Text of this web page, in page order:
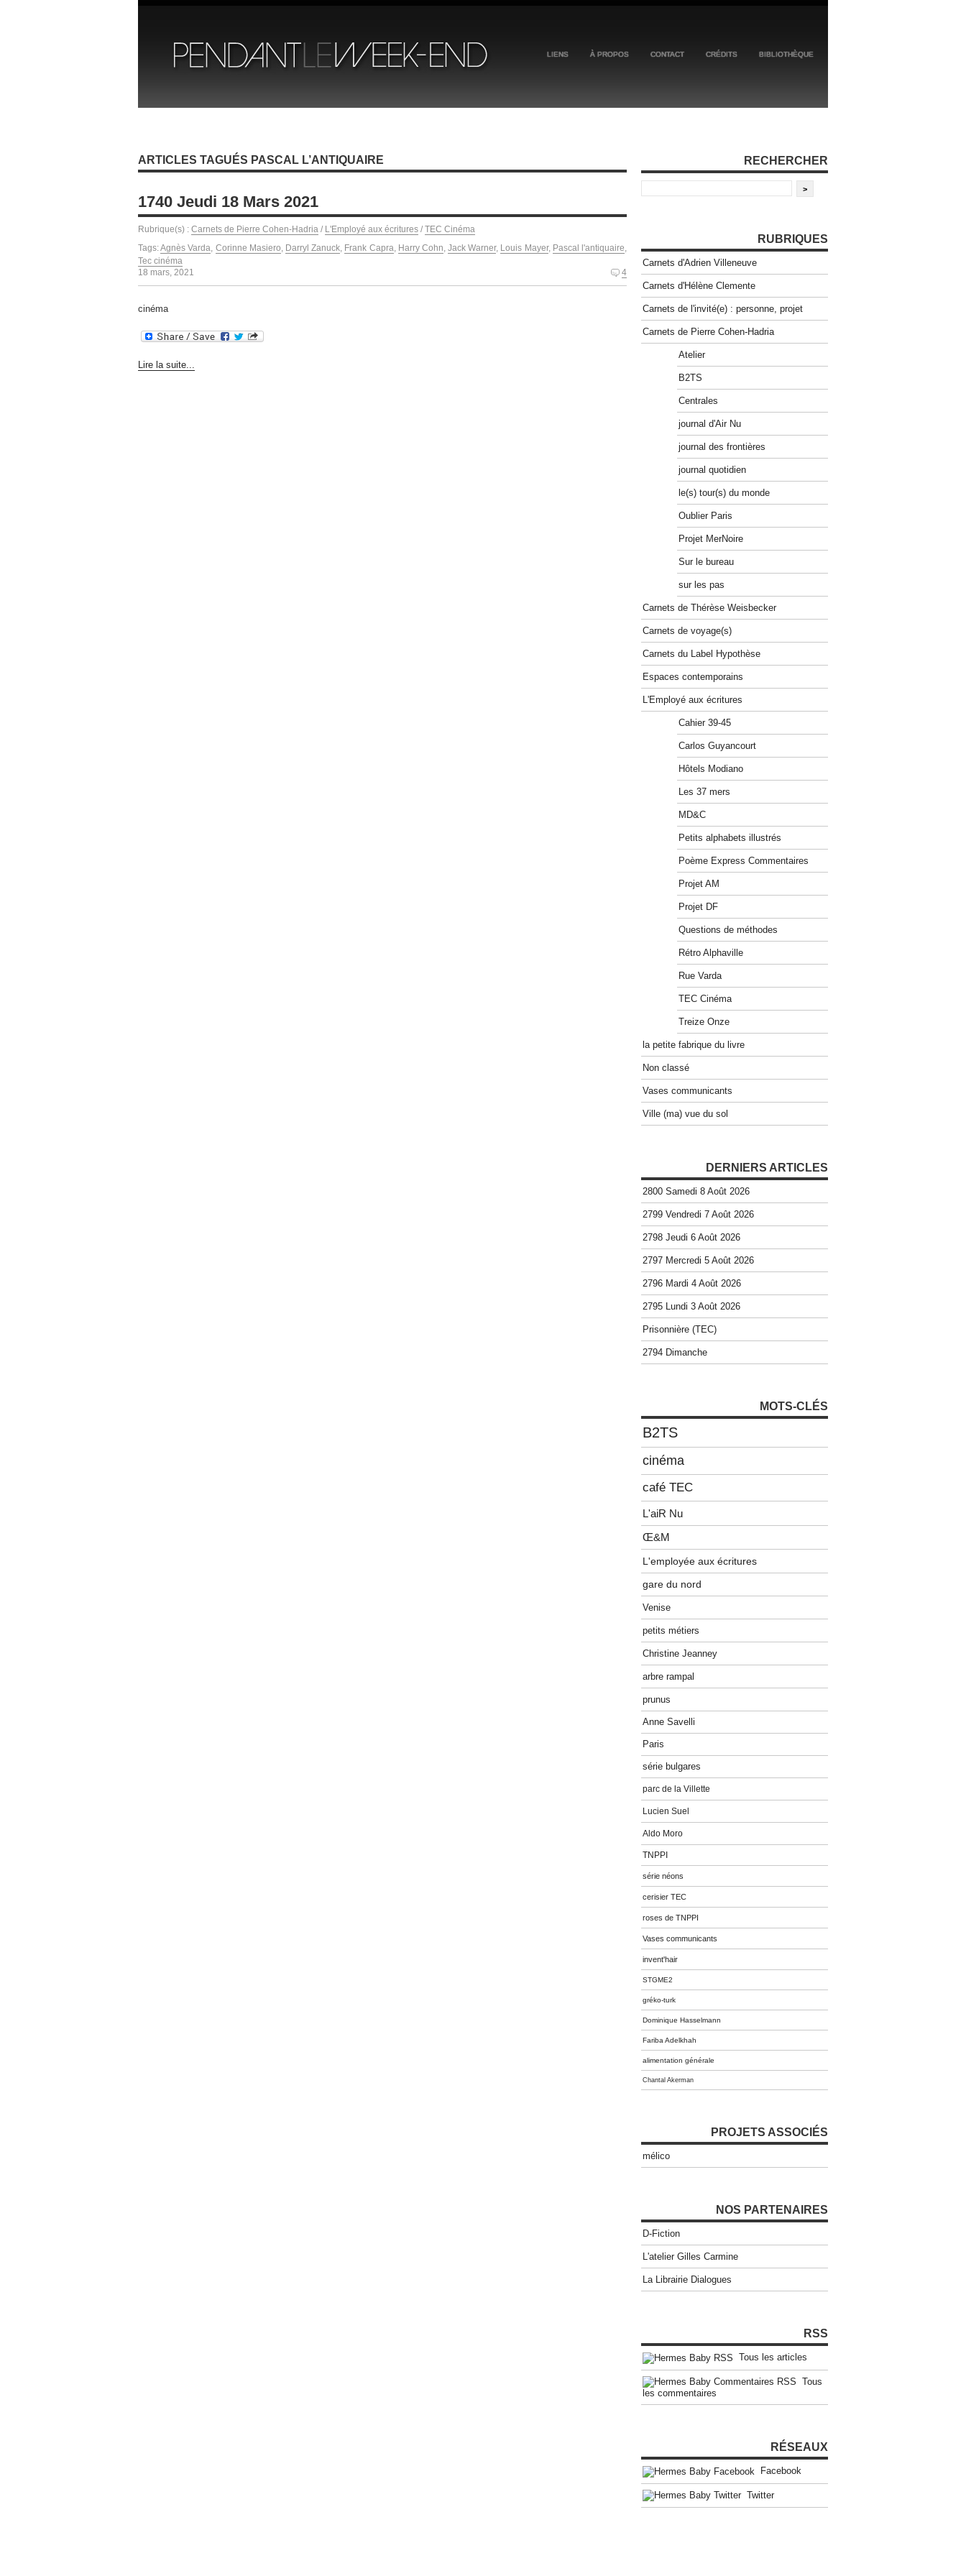
LIENS À PROPOS CONTACT CRÉDITS BIBLIOTHÈQUE
ARTICLES TAGUÉS PASCAL L’ANTIQUAIRE
1740 Jeudi 18 Mars 2021
Rubrique(s) : Carnets de Pierre Cohen-Hadria / L'Employé aux écritures / TEC Cinéma
Tags:Agnès Varda, Corinne Masiero, Darryl Zanuck, Frank Capra, Harry Cohn,Jack Warner, Louis Mayer, Pascal l'antiquaire,
Tec cinéma
18 mars, 2021
4
cinéma
Lire la suite...
RECHERCHER
RUBRIQUES
Carnets d'Adrien Villeneuve
Carnets d'Hélène Clemente
Carnets de l'invité(e) : personne, projet
Carnets de Pierre Cohen-Hadria
Atelier
B2TS
Centrales
journal d'Air Nu
journal des frontières
journal quotidien
le(s) tour(s) du monde
Oublier Paris
Projet MerNoire
Sur le bureau
sur les pas
Carnets de Thérèse Weisbecker
Carnets de voyage(s)
Carnets du Label Hypothèse
Espaces contemporains
L'Employé aux écritures
Cahier 39-45
Carlos Guyancourt
Hôtels Modiano
Les 37 mers
MD&C
Petits alphabets illustrés
Poème Express Commentaires
Projet AM
Projet DF
Questions de méthodes
Rétro Alphaville
Rue Varda
TEC Cinéma
Treize Onze
la petite fabrique du livre
Non classé
Vases communicants
Ville (ma) vue du sol
DERNIERS ARTICLES
2800 Samedi 8 Août 2026
2799 Vendredi 7 Août 2026
2798 Jeudi 6 Août 2026
2797 Mercredi 5 Août 2026
2796 Mardi 4 Août 2026
2795 Lundi 3 Août 2026
Prisonnière (TEC)
2794 Dimanche
MOTS-CLÉS
B2TS
cinéma
café TEC
L'aiR Nu
Œ&M
L'employée aux écritures
gare du nord
Venise
petits métiers
Christine Jeanney
arbre rampal
prunus
Anne Savelli
Paris
série bulgares
parc de la Villette
Lucien Suel
Aldo Moro
TNPPI
série néons
cerisier TEC
roses de TNPPI
Vases communicants
invent'hair
STGME2
gréko-turk
Dominique Hasselmann
Fariba Adelkhah
alimentation générale
Chantal Akerman
PROJETS ASSOCIÉS
mélico
NOS PARTENAIRES
D-Fiction
L'atelier Gilles Carmine
La Librairie Dialogues
RSS
Tous les articles
Tous
les commentaires
RÉSEAUX
Facebook
Twitter